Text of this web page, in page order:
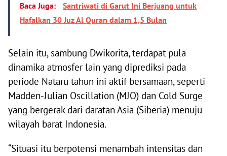
Baca Juga:
Santriwati di Garut Ini Berjuang untuk
Hafalkan 30 Juz Al Quran dalam 1,5 Bulan
Selain itu, sambung Dwikorita, terdapat pula
dinamika atmosfer lain yang diprediksi pada
periode Nataru tahun ini aktif bersamaan, seperti
Madden-Julian Oscillation (MJO) dan Cold Surge
yang bergerak dari daratan Asia (Siberia) menuju
wilayah barat Indonesia.
“Situasi itu berpotensi menambah intensitas dan